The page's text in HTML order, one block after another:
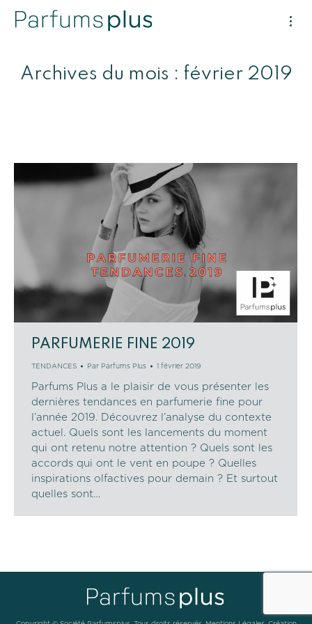
Archives du mois : février 2019
PARFUMERIE FINE 2019
TENDANCES Par Parfums Plus 1 février 2019
Parfums Plus a le plaisir de vous présenter les
dernières tendances en parfumerie fine pour
l’année 2019. Découvrez l’analyse du contexte
actuel. Quels sont les lancements du moment
qui ont retenu notre attention ? Quels sont les
accords qui ont le vent en poupe ? Quelles
inspirations olfactives pour demain ? Et surtout
quelles sont…